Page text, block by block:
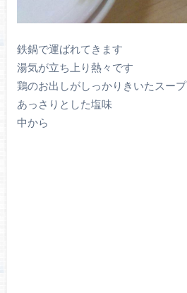
鉄鍋で運ばれてきます
湯気が立ち上り熱々です
鶏のお出しがしっかりきいたスープ
あっさりとした塩味
中から